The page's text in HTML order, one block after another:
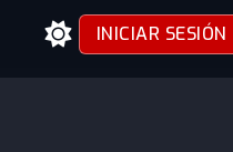
INICIAR SESIÓN